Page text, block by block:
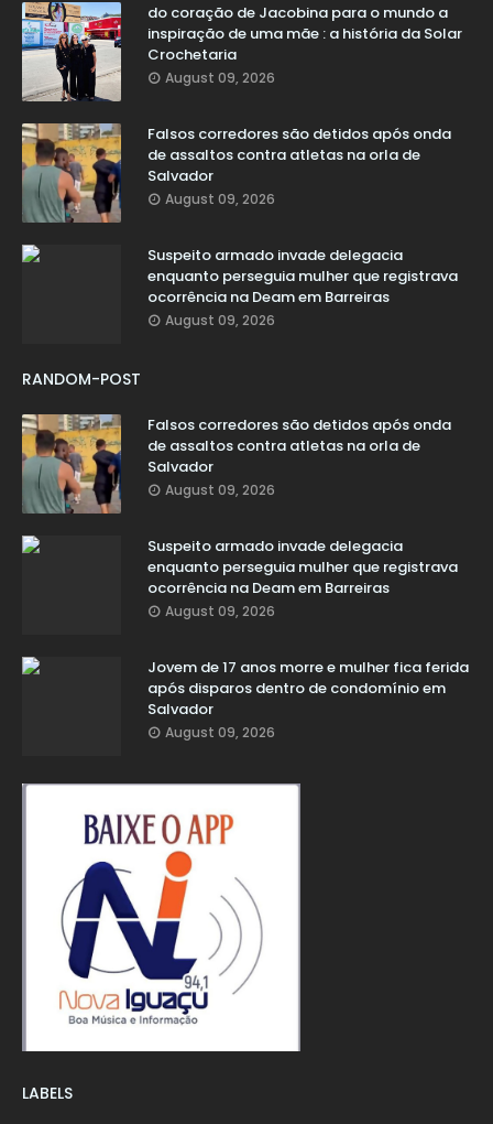
do coração de Jacobina para o mundo a
inspiração de uma mãe : a história da Solar
Crochetaria
August 09, 2026
Falsos corredores são detidos após onda
de assaltos contra atletas na orla de
Salvador
August 09, 2026
Suspeito armado invade delegacia
enquanto perseguia mulher que registrava
ocorrência na Deam em Barreiras
August 09, 2026
RANDOM-POST
Falsos corredores são detidos após onda
de assaltos contra atletas na orla de
Salvador
August 09, 2026
Suspeito armado invade delegacia
enquanto perseguia mulher que registrava
ocorrência na Deam em Barreiras
August 09, 2026
Jovem de 17 anos morre e mulher fica ferida
após disparos dentro de condomínio em
Salvador
August 09, 2026
LABELS